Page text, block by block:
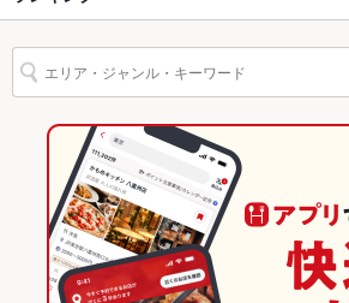
ェクタ
英語メニュ
あり
その他設備
飲み放題コースも多数ご用意！ご予
にご相談ください。
その他
飲み放題 あり ：飲み放題付き宴会コース、単
浜松駅 × 居酒屋
浜松駅 × 和風
浜松 × 和食
浜松駅 × 和食
浜松駅 × 鍋
静岡 × 居酒屋
静岡 × 和風
浜松駅
麻婆豆腐 デザート 白湯ラーメン
静岡のグルメランキング
静岡の居酒屋ランキング
浜松のグルメランキング
浜松の居酒屋ランキング
浜松駅のグルメランキング